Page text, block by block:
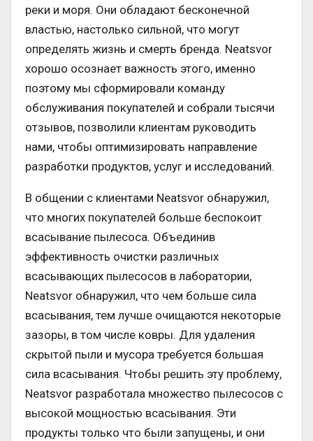
реки и моря. Они обладают бесконечной
властью, настолько сильной, что могут
определять жизнь и смерть бренда. Neatsvor
хорошо осознает важность этого, именно
поэтому мы сформировали команду
обслуживания покупателей и собрали тысячи
отзывов, позволили клиентам руководить
нами, чтобы оптимизировать направление
разработки продуктов, услуг и исследований.
В общении с клиентами Neatsvor обнаружил,
что многих покупателей больше беспокоит
всасывание пылесоса. Объединив
эффективность очистки различных
всасывающих пылесосов в лаборатории,
Neatsvor обнаружил, что чем больше сила
всасывания, тем лучше очищаются некоторые
зазоры, в том числе ковры. Для удаления
скрытой пыли и мусора требуется большая
сила всасывания. Чтобы решить эту проблему,
Neatsvor разработала множество пылесосов с
высокой мощностью всасывания. Эти
продукты только что были запущены, и они